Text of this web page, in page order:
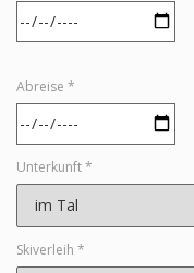
Abreise *
Unterkunft *
Skiverleih *